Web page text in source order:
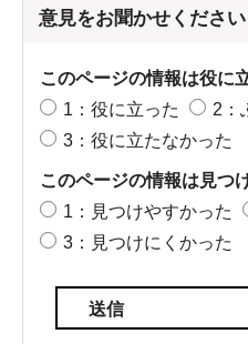
意見をお聞かせください
このページの情報は役に
1：役に立った
2：
3：役に立たなかった
このページの情報は見つ
1：見つけやすかった
3：見つけにくかった